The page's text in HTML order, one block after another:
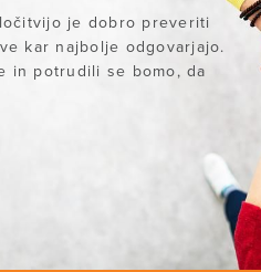
je dobro preveriti
kar najbolje odgovarjajo.
in potrudili se bomo, da